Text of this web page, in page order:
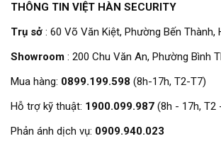
THÔNG TIN VIỆT HÀN SECURITY
Trụ sở : 60 Võ Văn Kiệt, Phường Bến Thành,
Showroom : 200 Chu Văn An, Phường Bình
Mua hàng: 0899.199.598 (8h-17h, T2-T7)
Hỗ trợ kỹ thuật: 1900.099.987 (8h - 17h, T2
Phản ánh dịch vụ: 0909.940.023